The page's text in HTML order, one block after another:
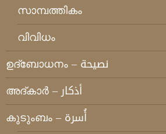
സാമ്പത്തികം
വിവിധം
ഉദ്ബോധനം – نصيحة
അദ്കാര്‍ – أذكار
കുടുംബം – أُسرة